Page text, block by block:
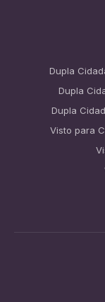
Dupla
Dupla
Dupla
Visto para